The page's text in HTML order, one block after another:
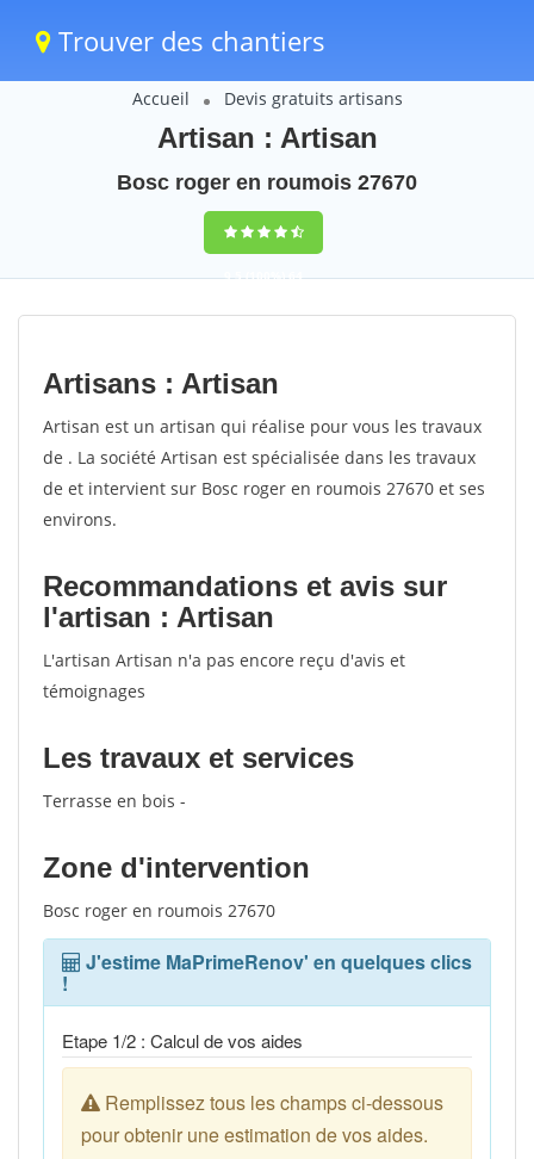
Trouver des chantiers
Accueil Devis gratuits artisans
Artisan : Artisan
Bosc roger en roumois 27670
9,5(100%)64
votes
Artisans : Artisan
Artisan est un artisan qui réalise pour vous les travaux
de . La société Artisan est spécialisée dans les travaux
de et intervient sur Bosc roger en roumois 27670 et ses
environs.
Recommandations et avis sur
l'artisan : Artisan
L'artisan Artisan n'a pas encore reçu d'avis et
témoignages
Les travaux et services
Terrasse en bois -
Zone d'intervention
Bosc roger en roumois 27670